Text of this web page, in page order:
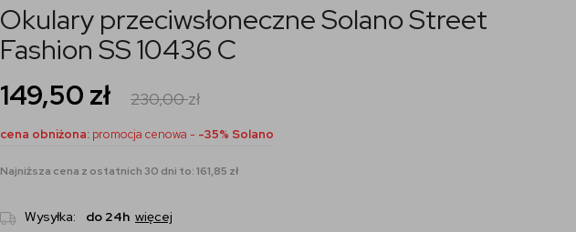
Okulary przeciwsłoneczne Solano Street
Fashion SS 10436 C
149,50 zł 230,00zł
cena obniżona: promocja cenowa - -35% Solano
Najniższa cena z ostatnich 30 dni to: 161,85 zł
Wysyłka: do 24h więcej